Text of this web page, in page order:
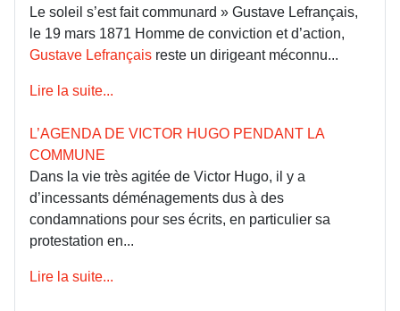
Le soleil s’est fait communard » Gustave Lefrançais,
le 19 mars 1871 Homme de conviction et d’action,
Gustave Lefrançais reste un dirigeant méconnu...
Lire la suite...
L’AGENDA DE VICTOR HUGO PENDANT LA
COMMUNE
Dans la vie très agitée de Victor Hugo, il y a
d’incessants déménagements dus à des
condamnations pour ses écrits, en particulier sa
protestation en...
Lire la suite...